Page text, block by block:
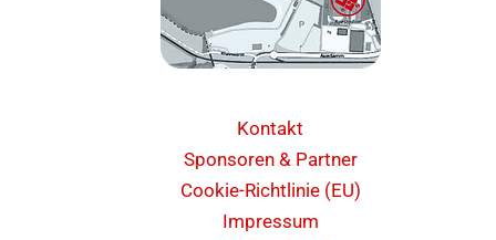
Kontakt
Sponsoren & Partner
Cookie-Richtlinie (EU)
Impressum